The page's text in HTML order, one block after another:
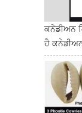
ਕਨੇਡੀਅਨ
ਹੈ